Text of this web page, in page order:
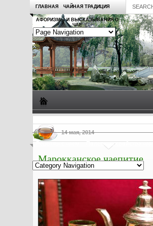
ГЛАВНАЯ ЧАЙНАЯ ТРАДИЦИЯ
АФОРИЗМЫ И ВЫСКАЗЫВАНИЯ О
ЧАЕ
Рецепты с чаем Полезные свойства чая
14 мая, 2014
Марокканское чаепитие